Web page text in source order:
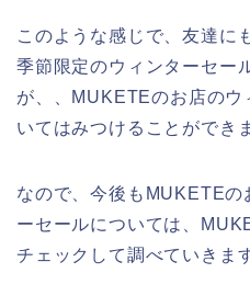
このような感じで、友達に
季節限定のウィンターセー
が、、MUKETEのお店のウ
いてはみつけることができ
なので、今後もMUKETEの
ーセールについては、
チェックして調べていきま